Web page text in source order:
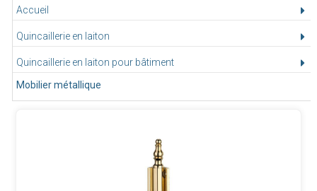
Accueil
Quincaillerie en laiton
Quincaillerie en laiton pour bâtiment
Mobilier métallique